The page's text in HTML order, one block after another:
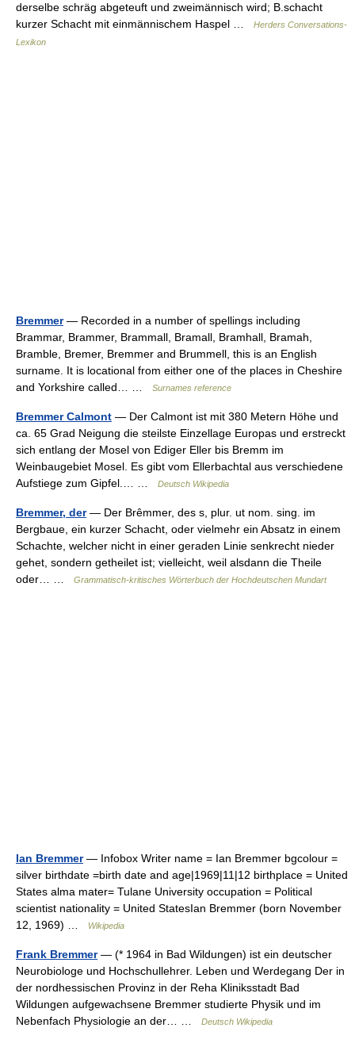
derselbe schräg abgeteuft und zweimännisch wird; B.schacht
kurzer Schacht mit einmännischem Haspel …
Herders Conversations-
Lexikon
Bremmer— Recorded in a number of spellings including
Brammar, Brammer, Brammall, Bramall, Bramhall, Bramah,
Bramble, Bremer, Bremmer and Brummell, this is an English
surname. It is locational from either one of the places in Cheshire
and Yorkshire called… …
Surnames reference
Bremmer Calmont — Der Calmont ist mit 380 Metern Höhe und
ca. 65 Grad Neigung die steilste Einzellage Europas und erstreckt
sich entlang der Mosel von Ediger Eller bis Bremm im
Weinbaugebiet Mosel. Es gibt vom Ellerbachtal aus verschiedene
Aufstiege zum Gipfel.… …
Deutsch Wikipedia
Bremmer, der— Der Brêmmer, des s, plur. ut nom. sing. im
Bergbaue, ein kurzer Schacht, oder vielmehr ein Absatz in einem
Schachte, welcher nicht in einer geraden Linie senkrecht nieder
gehet, sondern getheilet ist; vielleicht, weil alsdann die Theile
oder… …
Grammatisch-kritisches Wörterbuch der Hochdeutschen Mundart
Ian Bremmer— Infobox Writer name = Ian Bremmer bgcolour =
silver birthdate =birth date and age|1969|11|12 birthplace = United
States alma mater= Tulane University occupation = Political
scientist nationality = United StatesIan Bremmer (born November
12, 1969) …
Wikipedia
Frank Bremmer— (* 1964 in Bad Wildungen) ist ein deutscher
Neurobiologe und Hochschullehrer. Leben und Werdegang Der in
der nordhessischen Provinz in der Reha Kliniksstadt Bad
Wildungen aufgewachsene Bremmer studierte Physik und im
Nebenfach Physiologie an der… …
Deutsch Wikipedia